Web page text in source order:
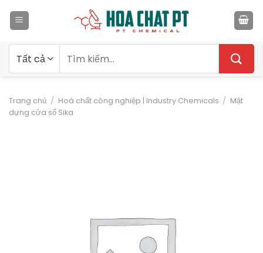
qua
kiếm:
Trang chủ / Hoá chất công nghiệp | Industry Chemicals / Mặt
dựng cửa sổ Sika